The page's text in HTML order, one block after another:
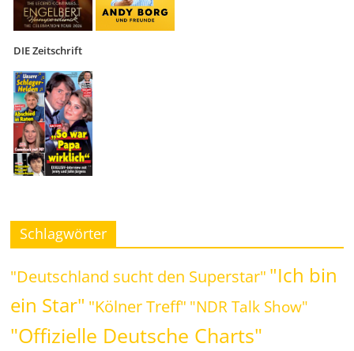
DIE Zeitschrift
Schlagwörter
"Deutschland sucht den Superstar" "Ich bin
ein Star" "Kölner Treff" "NDR Talk Show"
"Offizielle Deutsche Charts"